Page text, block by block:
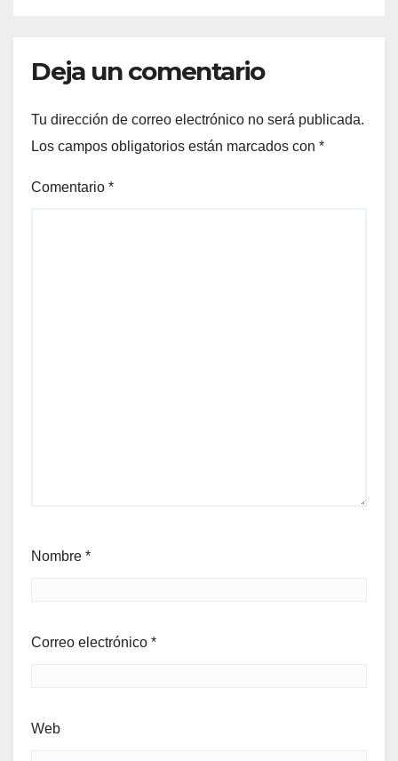
Deja un comentario
Tu dirección de correo electrónico no será publicada.
Los campos obligatorios están marcados con *
Comentario *
Nombre *
Correo electrónico *
Web